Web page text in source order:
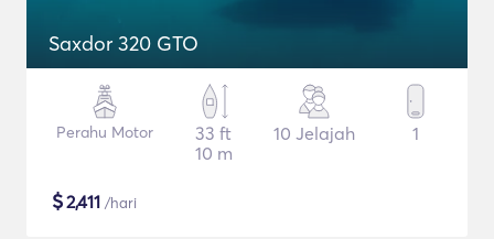
Saxdor 320 GTO
Perahu Motor
33 ft
10 m
10 Jelajah 1
$2,411 /hari